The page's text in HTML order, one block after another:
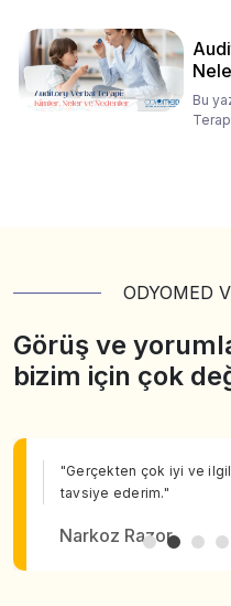
Bu
ODYOMED
Görüş ve
bizim için çok
"Gerçekten çok iyi ve
tavsiye ederim."
Narkoz Razor